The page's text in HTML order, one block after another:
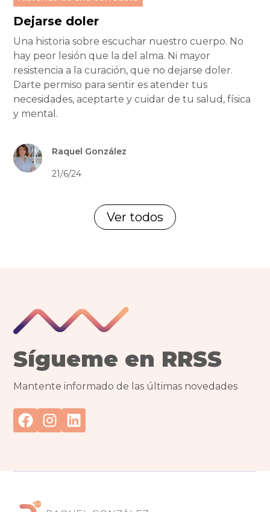
Dejarse doler
Una historia sobre escuchar nuestro cuerpo. No
hay peor lesión que la del alma. Ni mayor
resistencia a la curación, que no dejarse doler.
Darte permiso para sentir es atender tus
necesidades, aceptarte y cuidar de tu salud, física
y mental.
Raquel González
21/6/24
Ver todos
Sígueme en RRSS
Mantente informado de las últimas novedades